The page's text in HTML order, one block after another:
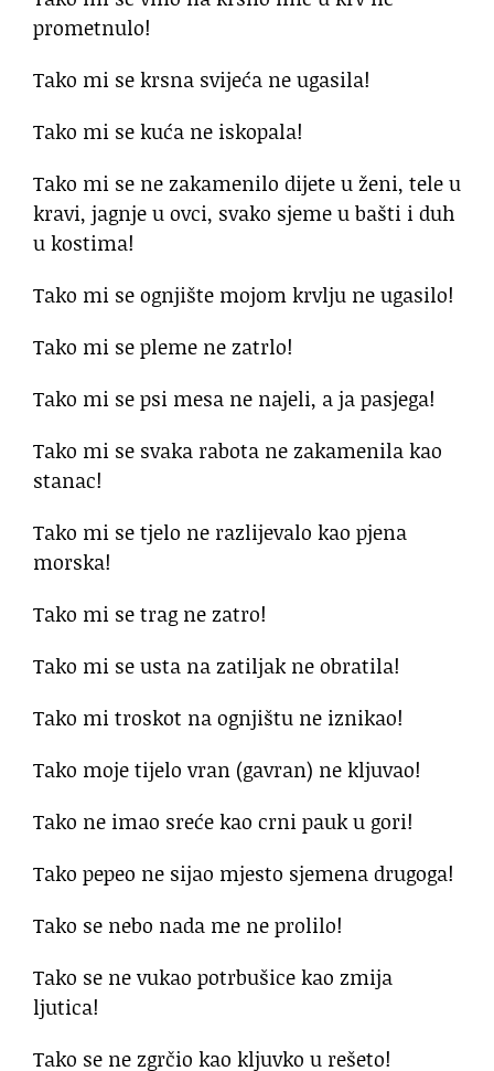
prometnulo!
Tako mi se krsna svijeća ne ugasila!
Tako mi se kuća ne iskopala!
Tako mi se ne zakamenilo dijete u ženi, tele u
kravi, jagnje u ovci, svako sjeme u bašti i duh
u kostima!
Tako mi se ognjište mojom krvlju ne ugasilo!
Tako mi se pleme ne zatrlo!
Tako mi se psi mesa ne najeli, a ja pasjega!
Tako mi se svaka rabota ne zakamenila kao
stanac!
Tako mi se tjelo ne razlijevalo kao pjena
morska!
Tako mi se trag ne zatro!
Tako mi se usta na zatiljak ne obratila!
Tako mi troskot na ognjištu ne iznikao!
Tako moje tijelo vran (gavran) ne kljuvao!
Tako ne imao sreće kao crni pauk u gori!
Tako pepeo ne sijao mjesto sjemena drugoga!
Tako se nebo nada me ne prolilo!
Tako se ne vukao potrbušice kao zmija
ljutica!
Tako se ne zgrčio kao kljuvko u rešeto!